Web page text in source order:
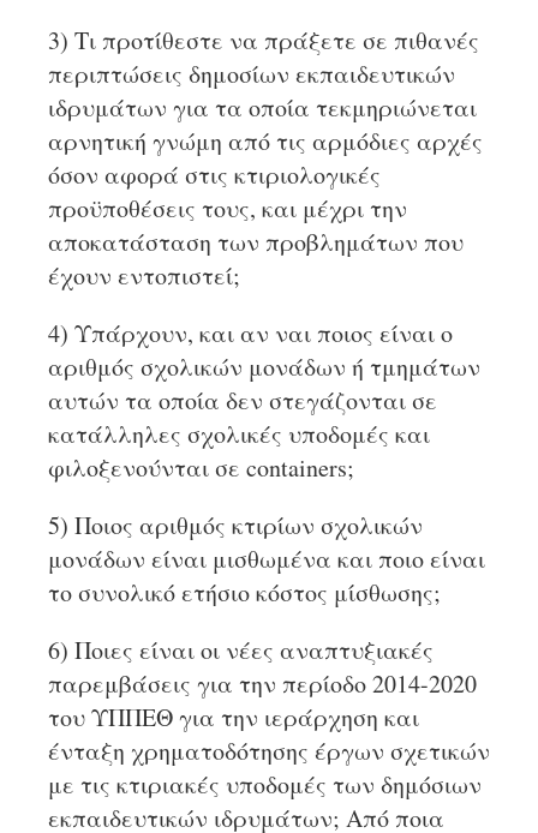
3) Τι προτίθεστε να πράξετε σε πιθανές
περιπτώσεις δημοσίων εκπαιδευτικών
ιδρυμάτων για τα οποία τεκμηριώνεται
αρνητική γνώμη από τις αρμόδιες αρχές
όσον αφορά στις κτιριολογικές
προϋποθέσεις τους, και μέχρι την
αποκατάσταση των προβλημάτων που
έχουν εντοπιστεί;
4) Υπάρχουν, και αν ναι ποιος είναι ο
αριθμός σχολικών μονάδων ή τμημάτων
αυτών τα οποία δεν στεγάζονται σε
κατάλληλες σχολικές υποδομές και
φιλοξενούνται σε containers;
5) Ποιος αριθμός κτιρίων σχολικών
μονάδων είναι μισθωμένα και ποιο είναι
το συνολικό ετήσιο κόστος μίσθωσης;
6) Ποιες είναι οι νέες αναπτυξιακές
παρεμβάσεις για την περίοδο 2014-2020
του ΥΠΠΕΘ για την ιεράρχηση και
ένταξη χρηματοδότησης έργων σχετικών
με τις κτιριακές υποδομές των δημόσιων
εκπαιδευτικών ιδρυμάτων; Από ποια